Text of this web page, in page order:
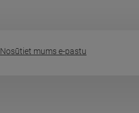
Nosūtiet mums e-pastu